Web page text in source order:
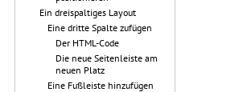
Ein dreispaltiges Layout
Eine dritte Spalte zufügen
Der HTML-Code
Die neue Seitenleiste am
neuen Platz
Eine Fußleiste hinzufügen